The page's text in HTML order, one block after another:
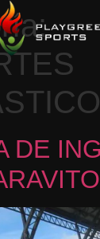
CERRAR
DE